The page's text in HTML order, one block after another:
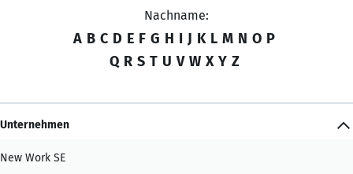
Nachname:
A B C D E F G H I J K L M N O P
Q R S T U V W X Y Z
Unternehmen
New Work SE